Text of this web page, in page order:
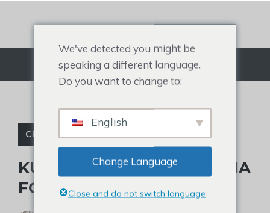
sisältöön
Valikko
CELEBRITY TOUPEE
KUKA KÄYTTÄÄ PERUUKKIA
FOX NEWSISSA?
We've detected you might be
speaking a different language.
Do you want to change to:
English
Change Language
Close and do not switch language